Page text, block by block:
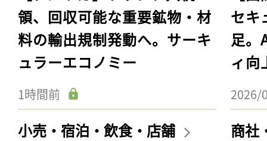
領、回収可能な重要鉱物・材
料の輸出規制発動へ。サーキ
ュラーエコノミー
1時間前
セキ
足。
ィ向
2026/
小売・宿泊・飲食・店舗 商社